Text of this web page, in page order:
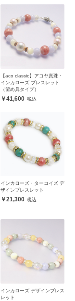
【aco classic】アコヤ真珠・
インカローズ ブレスレット
（留め具タイプ）
41,600
インカローズ・ターコイズ デ
ザインブレスレット
21,300
インカローズ デザインブレス
レット